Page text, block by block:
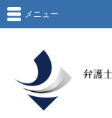
メニュー